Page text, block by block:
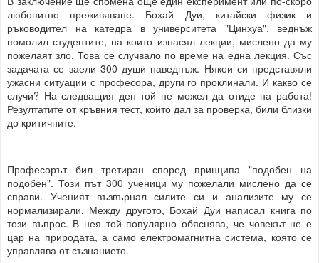
любопитно преживяване. Бохай Дуи, китайски физик и
ръководител на катедра в университета "Цинхуа", веднъж
помолил студентите, на които изнасял лекции, мислено да му
пожелаят зло. Това се случвало по време на една лекция. Със
задачата се заели 300 души наведнъж. Някои си представяли
ужасни ситуации с професора, други го проклинали. И какво се
случи? На следващия ден той не можел да отиде на работа!
Резултатите от кръвния тест, който дал за проверка, били близки
до критичните.
Професорът бил третиран според принципа "подобен на
подобен". Този път 300 ученици му пожелали мислено да се
справи. Ученият възвърнал силите си и анализите му се
нормализирали. Между другото, Бохай Дуи написал книга по
този въпрос. В нея той популярно обяснява, че човекът не е
цар на природата, а само електромагнитна система, която се
управлява от съзнанието.